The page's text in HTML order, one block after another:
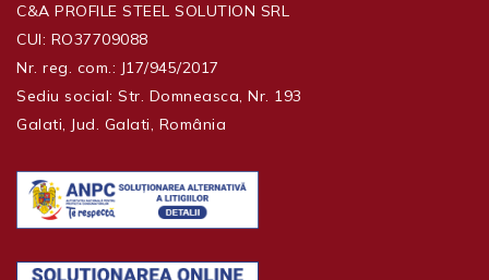
C&A PROFILE STEEL SOLUTION SRL
CUI: RO37709088
Nr. reg. com.: J17/945/2017
Sediu social: Str. Domneasca, Nr. 193
Galati, Jud. Galati, România